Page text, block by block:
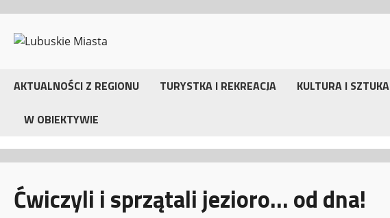
AKTUALNOŚCI Z REGIONU TURYSTKA I REKREACJA KULTURA I SZTUKA
W OBIEKTYWIE
Ćwiczyli i sprzątali jezioro… od dna!